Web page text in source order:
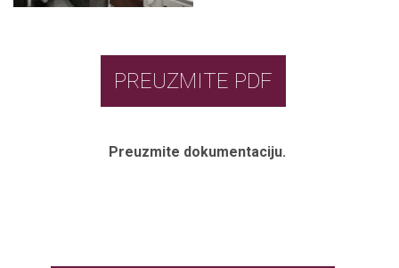
PREUZMITE PDF
Preuzmite dokumentaciju.